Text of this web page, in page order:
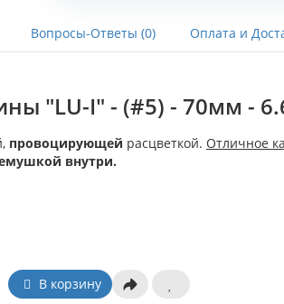
Вопросы-Ответы (0) Оплата и
"LU-I" - (#5) - 70мм -
провоцирующей расцветкой. Отличное
внутри.
В корзину